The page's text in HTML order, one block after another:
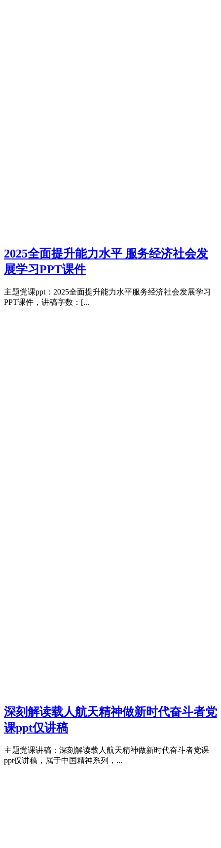
2025全面提升能力水平 服务经济社会发
展学习PPT课件
主题党课ppt：2025全面提升能力水平服务经济社会发展学习
PPT课件，讲稿字数：[...
深刻解读载人航天精神做新时代奋斗者党
课ppt仅讲稿
主题党课讲稿：深刻解读载人航天精神做新时代奋斗者党课
ppt仅讲稿，属于中国精神系列，...